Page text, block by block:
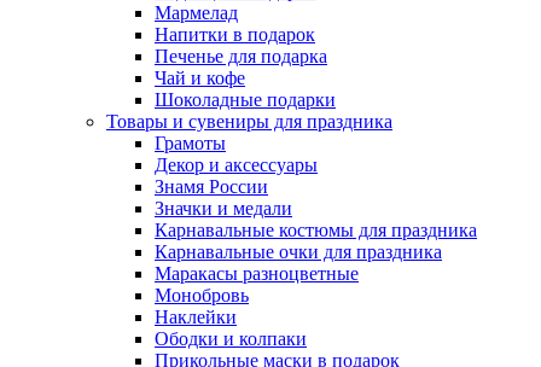
Мармелад
Напитки в подарок
Печенье для подарка
Чай и кофе
Шоколадные подарки
Товары и сувениры для праздника
Грамоты
Декор и аксессуары
Знамя России
Значки и медали
Карнавальные костюмы для праздника
Карнавальные очки для праздника
Маракасы разноцветные
Монобровь
Наклейки
Ободки и колпаки
Прикольные маски в подарок